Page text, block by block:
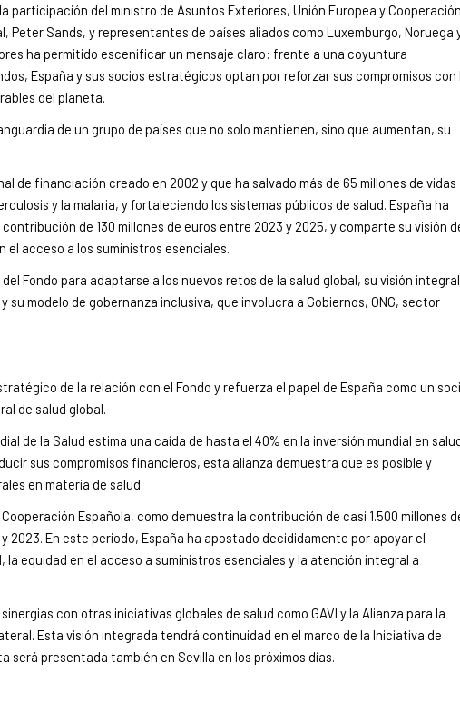
participación del ministro de Asuntos Exteriores, Unión Europea y
Peter Sands, y representantes de países aliados como Luxemburgo, Noruega
ha permitido escenificar un mensaje claro: frente a una coyuntura
España y sus socios estratégicos optan por reforzar sus compromisos con
del planeta.
de un grupo de países que no solo mantienen, sino que aumentan, su
de financiación creado en 2002 y que ha salvado más de 65 millones de vidas
y la malaria, y fortaleciendo los sistemas públicos de salud. España ha
de 130 millones de euros entre 2023 y 2025, y comparte su visión
el acceso a los suministros esenciales.
Fondo para adaptarse a los nuevos retos de la salud global, su visión integral
modelo de gobernanza inclusiva, que involucra a Gobiernos, ONG, sector
de la relación con el Fondo y refuerza el papel de España como un
de salud global.
de la Salud estima una caída de hasta el 40% en la inversión mundial en
sus compromisos financieros, esta alianza demuestra que es posible y
en materia de salud.
Española, como demuestra la contribución de casi 1.500 millones
2023. En este periodo, España ha apostado decididamente por apoyar el
equidad en el acceso a suministros esenciales y la atención integral a
con otras iniciativas globales de salud como GAVI y la Alianza para la
Esta visión integrada tendrá continuidad en el marco de la Iniciativa de
será presentada también en Sevilla en los próximos días.